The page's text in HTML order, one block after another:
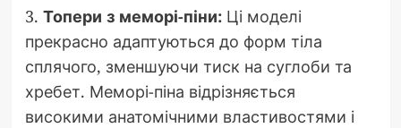
3. Топери з меморі-піни:Ці моделі
прекрасно адаптуються до форм тіла
сплячого, зменшуючи тиск на суглоби та
хребет. Меморі-піна відрізняється
високими анатомічними властивостями і